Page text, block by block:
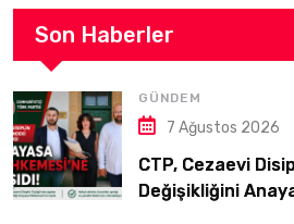
Son Haberler
GÜNDEM
7 Ağustos 2026
CTP, Cezaevi
Değişikliğini